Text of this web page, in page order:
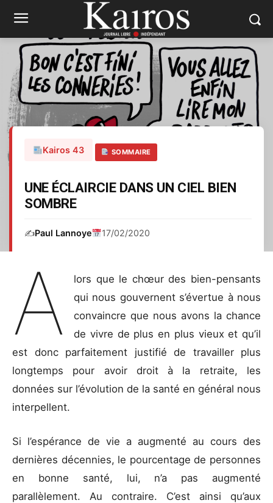
Kairos 43 SOMMAIRE
UNE ÉCLAIRCIE DANS UN CIEL BIEN
SOMBRE
✍️Paul Lannoye 17/02/2020
A
lors que le chœur des bien-pensants
qui nous gouvernent s’évertue à nous
convaincre que nous avons la chance
de vivre de plus en plus vieux et qu’il
est donc parfaitement justifié de travailler plus
longtemps pour avoir droit à la retraite, les
données sur l’évolution de la santé en général nous
interpellent.
Si l’espérance de vie a augmenté au cours des
dernières décennies, le pourcentage de personnes
en bonne santé, lui, n’a pas augmenté
parallèlement. Au contraire. C’est ainsi qu’aux